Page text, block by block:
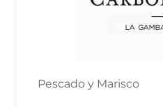
Pescado y Marisco